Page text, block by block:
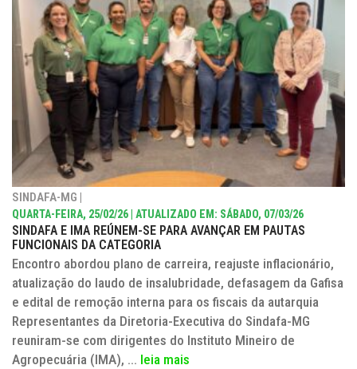
SINDAFA-MG |
QUARTA-FEIRA, 25/02/26 | ATUALIZADO EM: SÁBADO, 07/03/26
SINDAFA E IMA REÚNEM-SE PARA AVANÇAR EM PAUTAS
FUNCIONAIS DA CATEGORIA
Encontro abordou plano de carreira, reajuste inflacionário,
atualização do laudo de insalubridade, defasagem da Gafisa
e edital de remoção interna para os fiscais da autarquia
Representantes da Diretoria-Executiva do Sindafa-MG
reuniram-se com dirigentes do Instituto Mineiro de
Agropecuária (IMA), ... leia mais